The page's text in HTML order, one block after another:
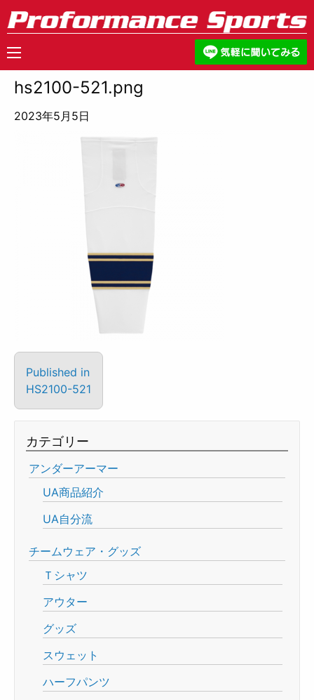
hs2100-521.png
2023年5月5日
Published in
HS2100-521
カテゴリー
アンダーアーマー
UA商品紹介
UA自分流
チームウェア・グッズ
Ｔシャツ
アウター
グッズ
スウェット
ハーフパンツ